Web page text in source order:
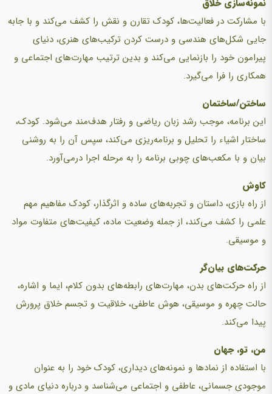
نمونه‌سازی خلاق
با مشارکت در فعالیت‌ها، کودک تقارن و نقش را کشف می‌کند و با جابه
جایی شکل‌های هندسی و درست کردن ترکیب‌های هنری، دنیای
پیرامون خود را بازنمایی می‌کند و بدین ترتیب مهارت‌های اجتماعی و
همکاری را فرا می‌گیرد.
ساختن/ساختمان
این برنامه، موجب رشد زبان ریاضی و رفتار هدف‌مند می‌شود. کودک،
ساختار اشیاء را تحلیل و برنامه‌ریزی می‌کند، سپس آن را به روشنی
بیان و با مکعب‌های چوبی برنامه را به مرحله اجرا درمی‌آورد.
کاوش
از راه بازی، داستان و تجربه‌های ساده و اثرگذار، کودک مفاهیم مهم
علمی را کشف می‌کند، از جمله وضعیت ماده، کیفیت‌های متفاوت مواد
و موسیقی.
حرکت‌های بیان‌گر
از راه حرکت‌های بدن، مهارت‌های رابطه‌های بدون کلام، ایما و اشاره،
حالت چهره و موسیقی، هوش عاطفی، خلاقیت و تجسم خلاق پرورش
پیدا می‌کند.
من، تو، جهان
با استفاده از نمادها و نمونه‌های دیداری، کودک خود را به عنوان
موجودی جسمانی، عاطفی و اجتماعی می‌شناسد و درباره دنیای مادی و